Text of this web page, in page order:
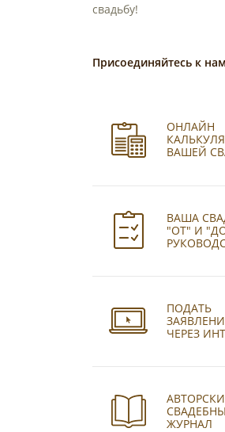
свадьбу!
Присоединяйтесь к нам
ОНЛАЙН
ВАШЕЙ
ВАША
"ОТ" И
ПОДАТЬ
ЧЕРЕЗ
ЖУРНАЛ